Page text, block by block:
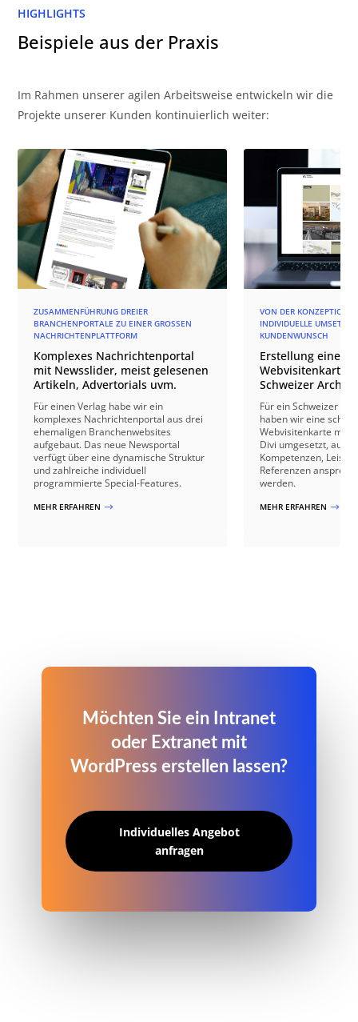
HIGHLIGHTS
Beispiele aus der Praxis
Im Rahmen unserer agilen Arbeitsweise entwickeln wir die
Projekte unserer Kunden kontinuierlich weiter:
ZUSAMMENFÜHRUNG DREIER
BRANCHENPORTALE ZU EINER GROSSEN N
ACHRICHTENPLATTFORM
Komplexes Nachrichtenportal
mit Newsslider, meist gelesenen
Artikeln, Advertorials uvm.
Für einen Verlag habe wir ein
komplexes Nachrichtenportal aus drei
ehemaligen Branchenwebsites
aufgebaut. Das neue Newsportal
verfügt über eine dynamische Struktur
und zahlreiche individuell
programmierte Special-Features.
MEHR ERFAHREN $
VON DER KONZEPTION
INDIVIDUELLE
KUNDENWUNSCH
Erstellung einer
Webvisitenkarte
Schweizer
Für ein Schweizer
haben wir eine
Webvisitenkarte mit
Divi umgesetzt, auf
Kompetenzen,
Referenzen
werden.
MEHR ERFAHREN $
Möchten Sie ein Intranet
oder Extranet mit
WordPress erstellen lassen?
Individuelles Angebot
anfragen